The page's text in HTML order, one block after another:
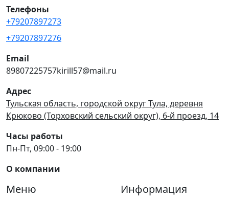
Телефоны
+79207897273
+79207897276
Email
89807225757kirill57@mail.ru
Адрес
Тульская область, городской округ Тула, деревня
Крюково (Торховский сельский округ), 6-й проезд, 14
Часы работы
Пн-Пт, 09:00 - 19:00
О компании
Меню Информация